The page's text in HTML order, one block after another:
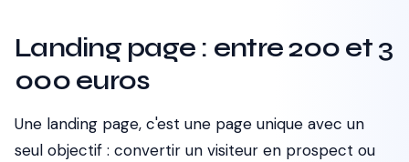
Landing page : entre 200 et 3
000 euros
Une landing page, c'est une page unique avec un
seul objectif : convertir un visiteur en prospect ou